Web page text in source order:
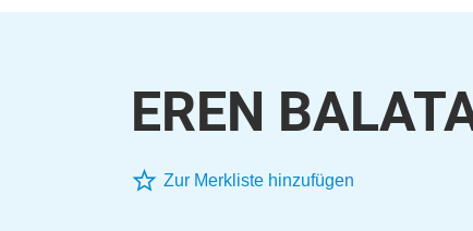
EREN
Zur Merkliste hinzufügen